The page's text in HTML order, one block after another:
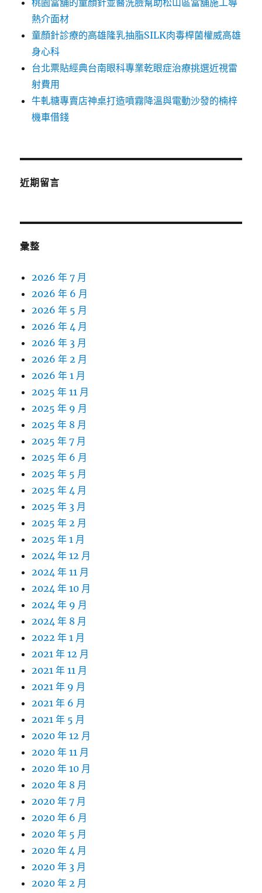
桃園當舖的童顏針並醫洗臉幫助松山區當舖施工導
熱介面材
童顏針診療的高雄隆乳抽脂SILK肉毒桿菌權威高雄
身心科
台北票貼經典台南眼科專業乾眼症治療挑選近視雷
射費用
牛軋糖專賣店神桌打造噴霧降溫與電動沙發的楠梓
機車借錢
近期留言
彙整
2026 年 7 月
2026 年 6 月
2026 年 5 月
2026 年 4 月
2026 年 3 月
2026 年 2 月
2026 年 1 月
2025 年 11 月
2025 年 9 月
2025 年 8 月
2025 年 7 月
2025 年 6 月
2025 年 5 月
2025 年 4 月
2025 年 3 月
2025 年 2 月
2025 年 1 月
2024 年 12 月
2024 年 11 月
2024 年 10 月
2024 年 9 月
2024 年 8 月
2022 年 1 月
2021 年 12 月
2021 年 11 月
2021 年 9 月
2021 年 6 月
2021 年 5 月
2020 年 12 月
2020 年 11 月
2020 年 10 月
2020 年 8 月
2020 年 7 月
2020 年 6 月
2020 年 5 月
2020 年 4 月
2020 年 3 月
2020 年 2 月